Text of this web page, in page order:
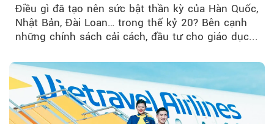
Điều gì đã tạo nên sức bật thần kỳ của Hàn Quốc,
Nhật Bản, Đài Loan… trong thế kỷ 20? Bên cạnh
những chính sách cải cách, đầu tư cho giáo dục...